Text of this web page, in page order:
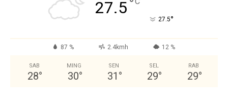
27.5°
27.5°
87 % 2.4kmh 12 %
SAB
28°
MING
30°
SEN
31 °
SEL
29°
RAB
29°